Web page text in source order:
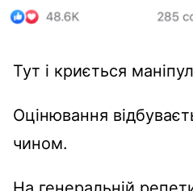
Тут і криється
Оцінювання
чином.